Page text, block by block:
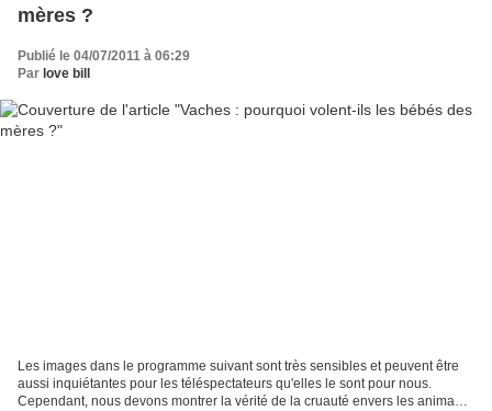
mères ?
Publié le 04/07/2011 à 06:29
Par love bill
Les images dans le programme suivant sont très sensibles et peuvent être
aussi inquiétantes pour les téléspectateurs qu'elles le sont pour nous.
Cependant, nous devons montrer la vérité de la cruauté envers les animaux,